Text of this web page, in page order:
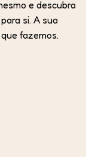
e descubra
si. A sua
fazemos.